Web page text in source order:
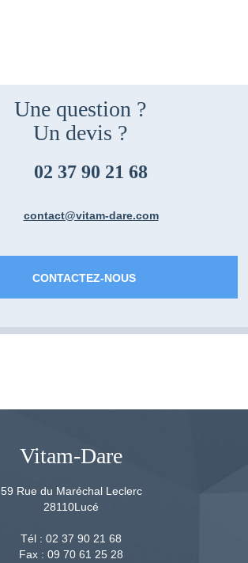
Une question ?
Un devis ?
02 37 90 21 68
contact@vitam-dare.com
CONTACTEZ-NOUS
Vitam-Dare
59 Rue du Maréchal Leclerc
28110Lucé
Tél : 02 37 90 21 68
Fax : 09 70 61 25 28